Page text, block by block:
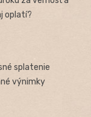
oplatí?
splatenie
výnimky